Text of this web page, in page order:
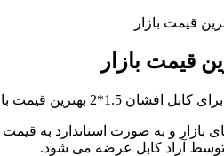
برای کابل افشان 1.5*2 بهترین قیمت بازار
آراد کابل عرضه می شود.